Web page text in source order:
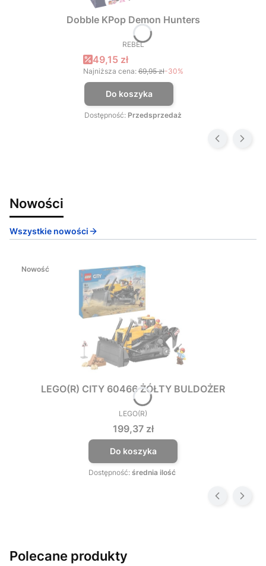
Dobble KPop Demon Hunters
PRODUCENT
REBEL
Cena promocyjna
49,15 zł
Najniższa cena: 69,95 zł-30%
Do koszyka
Dostępność: Przedsprzedaż
Nowości
Wszystkie nowości
Nowość
LEGO(R) CITY 60466 ŻÓŁTY BULDOŻER
PRODUCENT
LEGO(R)
Cena
199,37 zł
Do koszyka
Dostępność: średnia ilość
Polecane produkty